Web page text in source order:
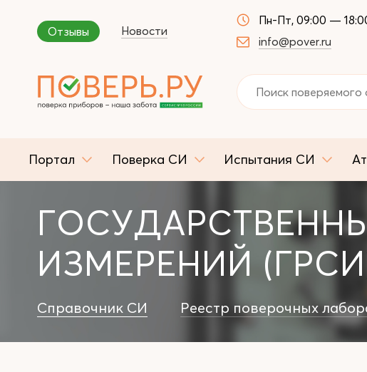
Отзывы Новости
Пн-Пт, 09:00 —
info@pover.ru
Портал Поверка СИ Испытания СИ
ИЗМЕРЕНИЙ
Справочник СИ Реестр поверочных